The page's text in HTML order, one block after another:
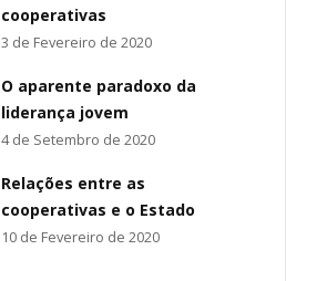
cooperativas
3 de Fevereiro de 2020
O aparente paradoxo da
liderança jovem
4 de Setembro de 2020
Relações entre as
cooperativas e o Estado
10 de Fevereiro de 2020